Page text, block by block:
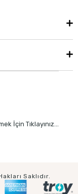
İçin Tıklayınız...
Saklıdır.